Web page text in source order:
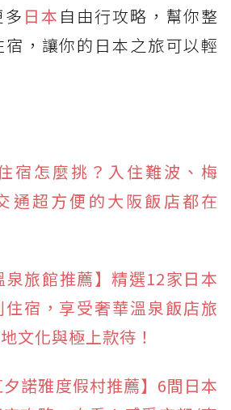
日本 自由行攻略，幫你整
，讓你的日本之旅可以輕
宿怎麼挑？入住難波、梅
通超方便的大阪飯店都在
旅館推薦】精選12家日本
宿，享受奢華溫泉飯店旅
文化與極上款待！
諾雅度假村推薦】6間日本